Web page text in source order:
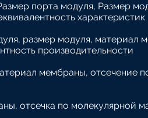
порта модуля, Размер
характеристик
размер модуля, материал
производительности
мембраны, отсечение
отсечка по молекулярной